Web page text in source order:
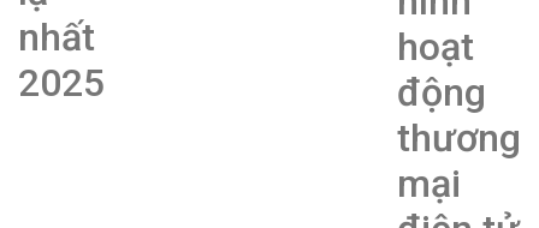
nhất
2025
hoạt
động
thương
mại